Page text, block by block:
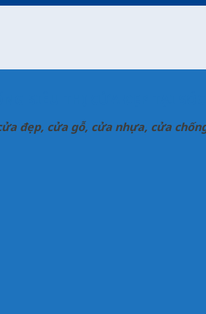
đẹp, cửa gỗ, cửa nhựa, cửa